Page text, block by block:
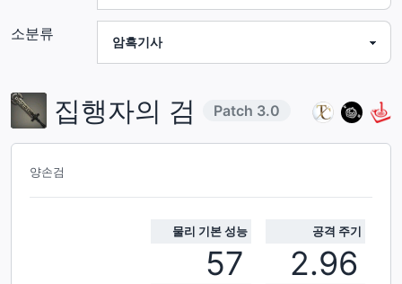
소분류
집행자의 검 Patch 3.0
양손검
물리 기본 성능
57
공격 주기
2.96